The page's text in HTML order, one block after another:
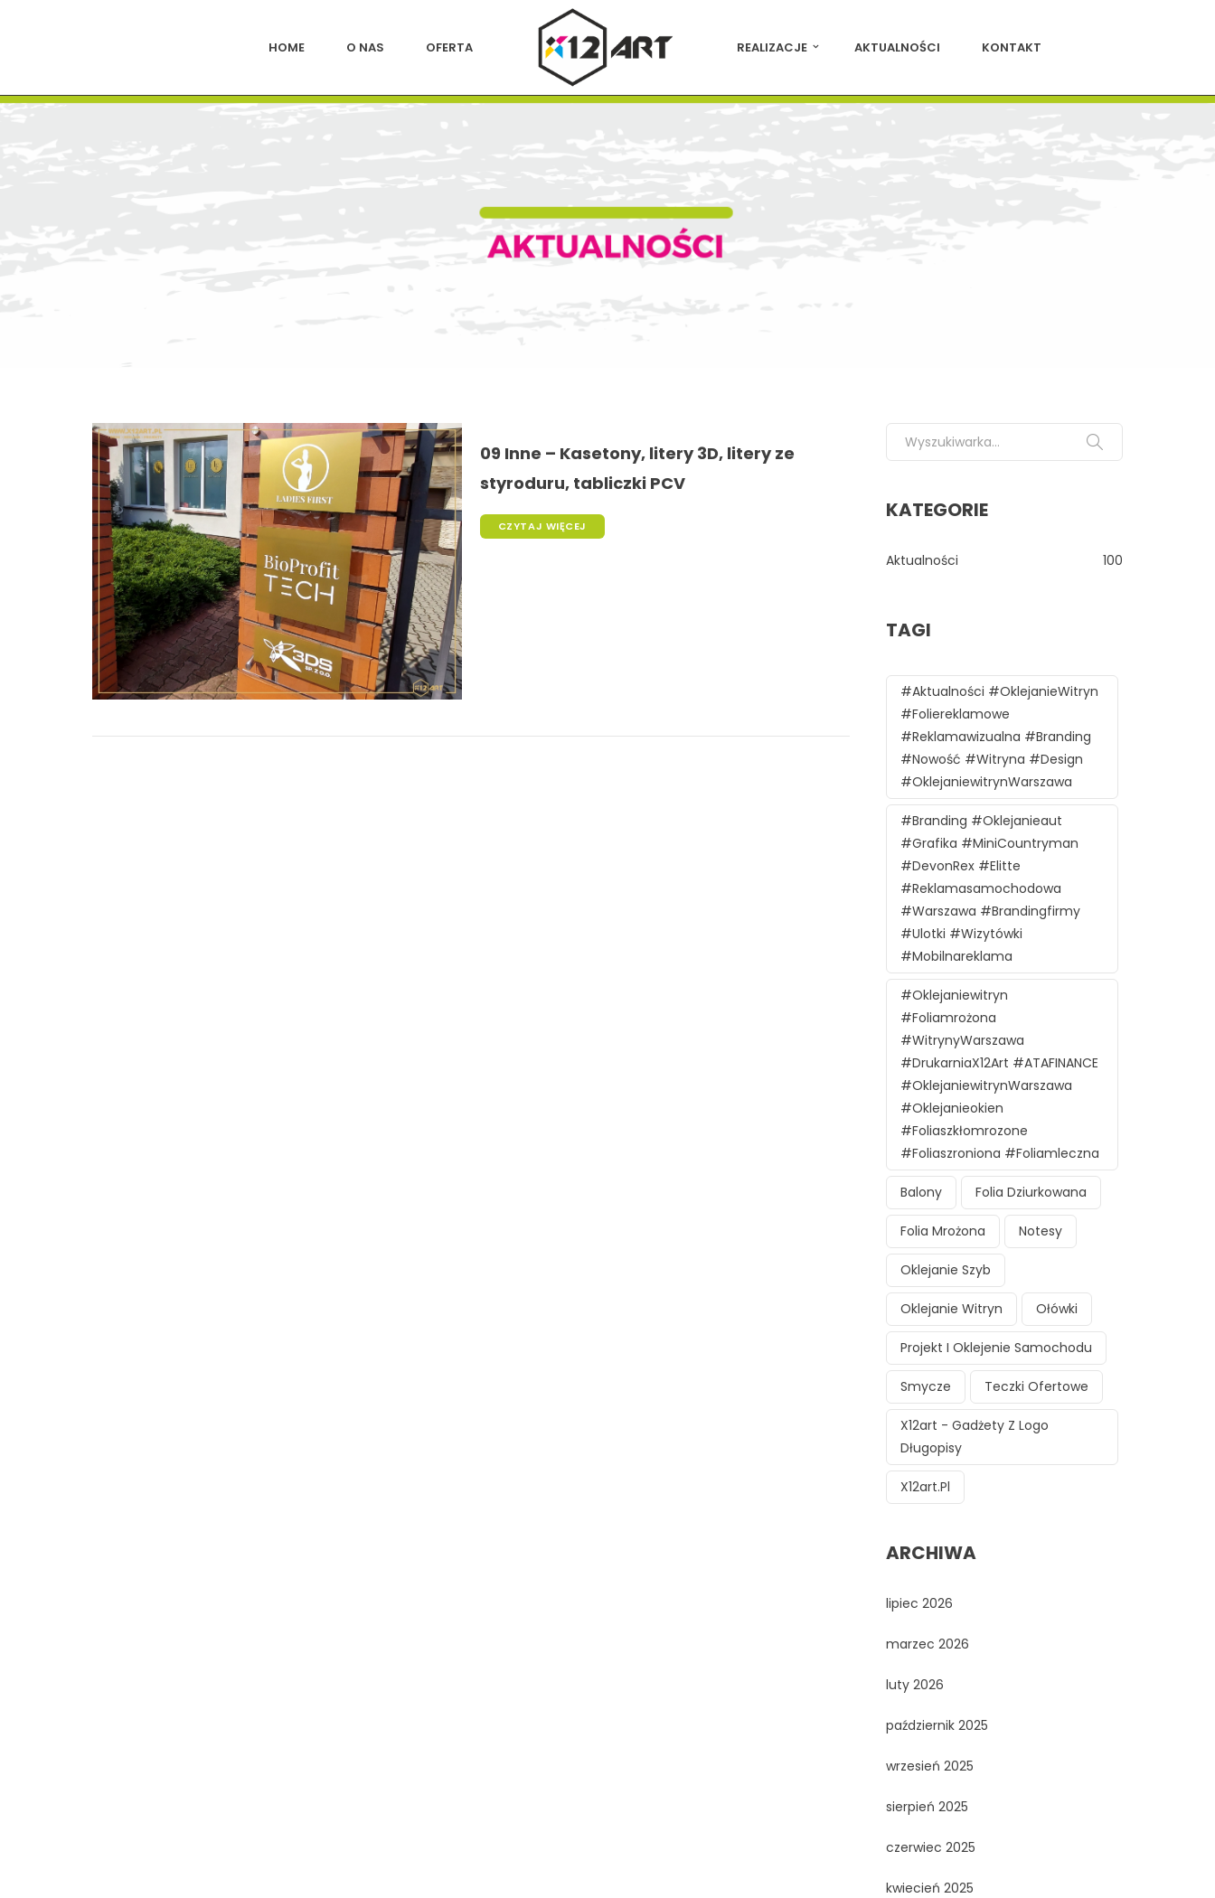
HOME O NAS OFERTA REALIZACJE AKTUALNOŚCI KONTAKT
09 Inne – Kasetony, litery 3D, litery ze
styroduru, tabliczki PCV
CZYTAJ WIĘCEJ
Search for:
KATEGORIE
Aktualności 100
TAGI
#aktualności #oklejanieWitryn
#foliereklamowe
#reklamawizualna #branding
#nowość #witryna #design
#oklejaniewitrynWarszawa
#branding #oklejanieaut
#grafika #MiniCountryman
#DevonRex #Elitte
#reklamasamochodowa
#Warszawa #brandingfirmy
#ulotki #wizytówki
#mobilnareklama
#oklejaniewitryn
#foliamrożona
#witrynyWarszawa
#DrukarniaX12Art #ATAFINANCE
#oklejaniewitrynWarszawa
#oklejanieokien
#foliaszkłomrozone
#foliaszroniona #foliamleczna
Balony Folia Dziurkowana
Folia Mrożona Notesy
Oklejanie Szyb
Oklejanie Witryn Ołówki
Projekt I Oklejenie Samochodu
Smycze Teczki Ofertowe
X12art - Gadżety Z Logo
Długopisy
X12art.pl
ARCHIWA
lipiec 2026
marzec 2026
luty 2026
październik 2025
wrzesień 2025
sierpień 2025
czerwiec 2025
kwiecień 2025